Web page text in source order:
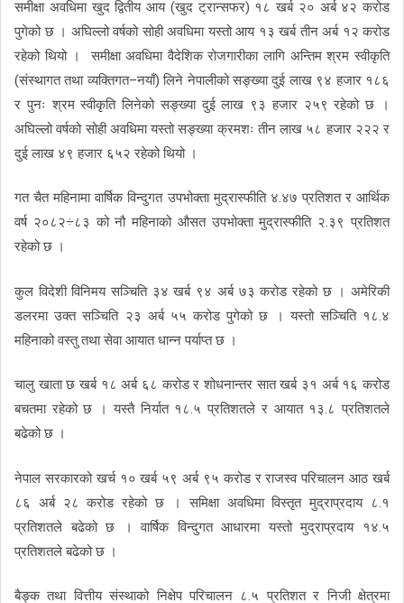
समीक्षा अवधिमा खुद द्वितीय आय (खुद ट्रान्सफर) १८ खर्ब २० अर्ब ४२ करोड
पुगेको छ । अघिल्लो वर्षको सोही अवधिमा यस्तो आय १३ खर्ब तीन अर्ब १२ करोड
रहेको थियो । समीक्षा अवधिमा वैदेशिक रोजगारीका लागि अन्तिम श्रम स्वीकृति
(संस्थागत तथा व्यक्तिगत–नयाँ) लिने नेपालीको सङ्ख्या दुई लाख ९४ हजार १८६
र पुनः श्रम स्वीकृति लिनेको सङ्ख्या दुई लाख ९३ हजार २५९ रहेको छ ।
अघिल्लो वर्षको सोही अवधिमा यस्तो सङ्ख्या क्रमशः तीन लाख ५८ हजार २२२ र
दुई लाख ४९ हजार ६५२ रहेको थियो ।
गत चैत महिनामा वार्षिक विन्दुगत उपभोक्ता मुद्रास्फीति ४.४७ प्रतिशत र आर्थिक
वर्ष २०८२÷८३ को नौ महिनाको औसत उपभोक्ता मुद्रास्फीति २.३९ प्रतिशत
रहेको छ ।
कुल विदेशी विनिमय सञ्चिति ३४ खर्ब ९४ अर्ब ७३ करोड रहेको छ । अमेरिकी
डलरमा उक्त सञ्चिति २३ अर्ब ५५ करोड पुगेको छ । यस्तो सञ्चिति १८.४
महिनाको वस्तु तथा सेवा आयात धान्न पर्याप्त छ ।
चालु खाता छ खर्ब १८ अर्ब ६८ करोड र शोधनान्तर सात खर्ब ३१ अर्ब १६ करोड
बचतमा रहेको छ । यस्तै निर्यात १८.५ प्रतिशतले र आयात १३.८ प्रतिशतले
बढेको छ ।
नेपाल सरकारको खर्च १० खर्ब ५९ अर्ब ९५ करोड र राजस्व परिचालन आठ खर्ब
८६ अर्ब २८ करोड रहेको छ । समिक्षा अवधिमा विस्तृत मुद्राप्रदाय ८.१
प्रतिशतले बढेको छ । वार्षिक विन्दुगत आधारमा यस्तो मुद्राप्रदाय १४.५
प्रतिशतले बढेको छ ।
बैङ्क तथा वित्तीय संस्थाको निक्षेप परिचालन ८.५ प्रतिशत र निजी क्षेत्रमा